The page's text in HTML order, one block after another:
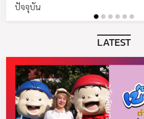
ปัจจุบัน
LATEST